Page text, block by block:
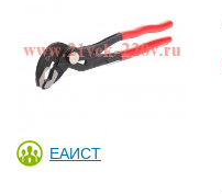
ЕАИСТ